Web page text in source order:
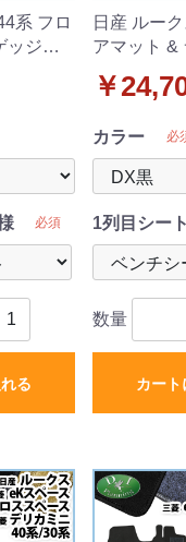
系 フロ
ッジマ
ズ 社外
必須
る
日産 ルー
アマット &
ット DXシ
￥
カラー 必
1列目シー
数量
カート